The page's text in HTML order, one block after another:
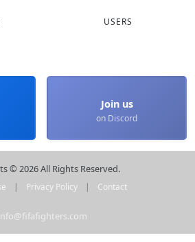
USERS
Join us
on Discord
© 2026 All Rights Reserved.
| Privacy Policy | Contact